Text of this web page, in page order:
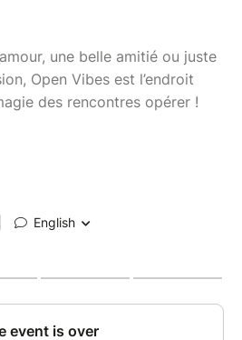
une belle amitié ou juste
Open Vibes est l’endroit
des rencontres opérer !